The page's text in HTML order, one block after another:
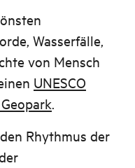
Wasserfälle,
von Mensch
UNESCO
.
Rhythmus der